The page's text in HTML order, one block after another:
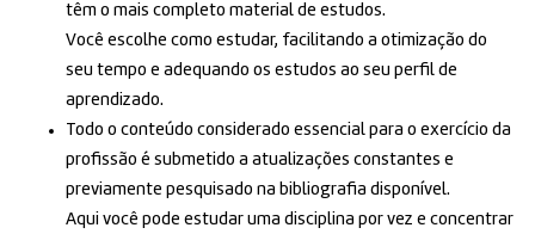
têm o mais completo material de estudos.
Você escolhe como estudar, facilitando a otimização do
seu tempo e adequando os estudos ao seu perfil de
aprendizado.
Todo o conteúdo considerado essencial para o exercício da
profissão é submetido a atualizações constantes e
previamente pesquisado na bibliografia disponível.
Aqui você pode estudar uma disciplina por vez e concentrar